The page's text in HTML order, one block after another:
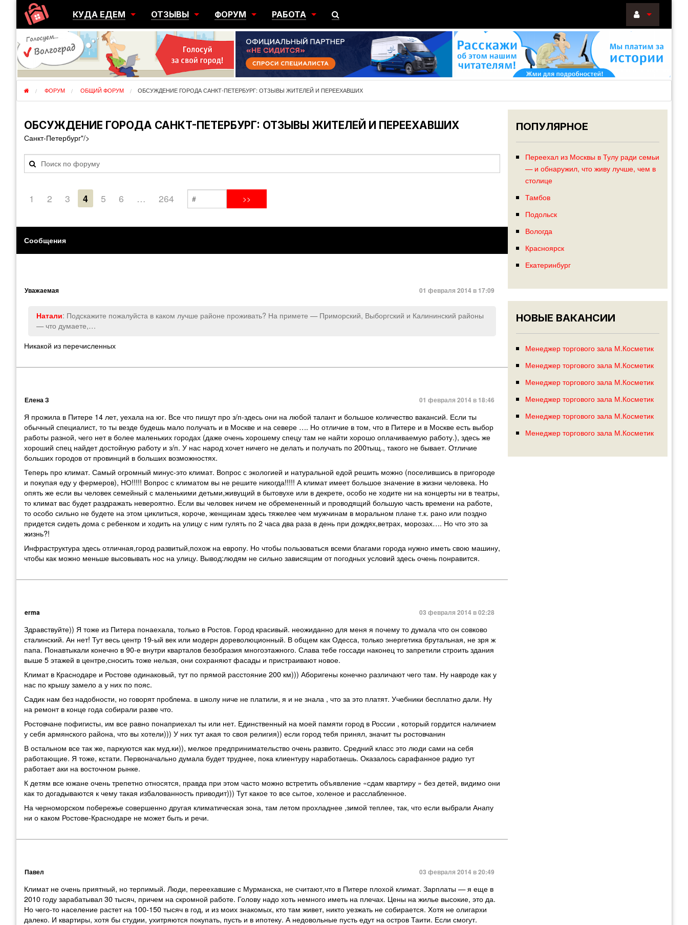
КУДА ЕДЕМ
ГОРОДА
РЕГИОНЫ
ОТЗЫВЫ
ПЕРЕЕЗДЫ
ЭМИГРАЦИЯ
ФОРУМ
ЮЖНЫЙ
РАБОТА
ПОИСК РАБОТЫ
РАЗМЕСТИТЬ ВАКАНСИЮ
Войти
ФОРУМ ОБЩИЙ ФОРУМ ОБСУЖДЕНИЕ ГОРОДА САНКТ-ПЕТЕРБУРГ: ОТЗЫВЫ ЖИТЕЛЕЙ И ПЕРЕЕХАВШИХ
ОБСУЖДЕНИЕ ГОРОДА САНКТ-ПЕТЕРБУРГ: ОТЗЫВЫ ЖИТЕЛЕЙ И ПЕРЕЕХАВШИХ
Санкт-Петербург"/>
1 2 3 4 5 6 … 264
Сообщения
Уважаемая 01 февраля 2014 в 17:09
Натали: Подскажите пожалуйста в каком лучше районе проживать? На примете — Приморский, Выборгский и Калининский районы
— что думаете,…
Никакой из перечисленных
Елена З 01 февраля 2014 в 18:46
Я прожила в Питере 14 лет, уехала на юг. Все что пишут про з/п-здесь они на любой талант и большое количество вакансий. Если ты
обычный специалист, то ты везде будешь мало получать и в Москве и на севере …. Но отличие в том, что в Питере и в Москве есть выбор
работы разной, чего нет в более маленьких городах (даже очень хорошему спецу там не найти хорошо оплачиваемую работу.), здесь же
хороший спец найдет достойную работу и з/п. У нас народ хочет ничего не делать и получать по 200тыщ., такого не бывает. Отличие
больших городов от провинций в больших возможностях.
Теперь про климат. Самый огромный минус-это климат. Вопрос с экологией и натуральной едой решить можно (поселившись в пригороде
и покупая еду у фермеров), НО!!!!! Вопрос с климатом вы не решите никогда!!!!! А климат имеет большое значение в жизни человека. Но
опять же если вы человек семейный с маленькими детьми,живущий в бытовухе или в декрете, особо не ходите ни на концерты ни в театры,
то климат вас будет раздражать невероятно. Если вы человек ничем не обремененный и проводящий большую часть времени на работе,
то особо сильно не будете на этом циклиться, короче, женщинам здесь тяжелее чем мужчинам в моральном плане т.к. рано или поздно
придется сидеть дома с ребенком и ходить на улицу с ним гулять по 2 часа два раза в день при дождях,ветрах, морозах…. Но что это за
жизнь?!
Инфраструктура здесь отличная,город развитый,похож на европу. Но чтобы пользоваться всеми благами города нужно иметь свою машину,
чтобы как можно меньше высовывать нос на улицу. Вывод:людям не сильно зависящим от погодных условий здесь очень понравится.
erma 03 февраля 2014 в 02:28
Здравствуйте)) Я тоже из Питера понаехала, только в Ростов. Город красивый. неожиданно для меня я почему то думала что он совково
сталинский. Ан нет! Тут весь центр 19-ый век или модерн дореволюционный. В общем как Одесса, только энергетика брутальная, не зря ж
папа. Понавтыкали конечно в 90-е внутри кварталов безобразия многоэтажного. Слава тебе госсади наконец то запретили строить здания
выше 5 этажей в центре,сносить тоже нельзя, они сохраняют фасады и пристраивают новое.
Климат в Краснодаре и Ростове одинаковый, тут по прямой расстояние 200 км))) Аборигены конечно различают чего там. Ну навроде как у
нас по крышу замело а у них по пояс.
Садик нам без надобности, но говорят проблема. в школу ниче не платили, я и не знала , что за это платят. Учебники бесплатно дали. Ну
на ремонт в конце года собирали разве что.
Ростовчане пофигисты, им все равно понаприехал ты или нет. Единственный на моей памяти город в России , который гордится наличием
у себя армянского района, что вы хотели))) У них тут акая то своя религия)) если город тебя принял, значит ты ростовчанин
В остальном все так же, паркуются как муд.ки)), мелкое предпринимательство очень развито. Средний класс это люди сами на себя
работающие. Я тоже, кстати. Первоначально думала будет труднее, пока клиентуру наработаешь. Оказалось сарафанное радио тут
работает аки на восточном рынке.
К детям все южане очень трепетно относятся, правда при этом часто можно встретить объявление «сдам квартиру » без детей, видимо они
как то догадываются к чему такая избалованность приводит))) Тут какое то все сытое, холеное и расслабленное.
На черноморском побережье совершенно другая климатическая зона, там летом прохладнее ,зимой теплее, так, что если выбрали Анапу
ни о каком Ростове-Краснодаре не может быть и речи.
Павел 03 февраля 2014 в 20:49
Климат не очень приятный, но терпимый. Люди, переехавшие с Мурманска, не считают,что в Питере плохой климат. Зарплаты — я еще в
2010 году зарабатывал 30 тысяч, причем на скромной работе. Голову надо хоть немного иметь на плечах. Цены на жилье высокие, это да.
Но чего-то население растет на 100-150 тысяч в год, и из моих знакомых, кто там живет, никто уезжать не собирается. Хотя не олигархи
далеко. И квартиры, хотя бы студии, ухитряются покупать, пусть и в ипотеку. А недовольные пусть едут на остров Таити. Если смогут.
ПОПУЛЯРНОЕ
Переехал из Москвы в Тулу ради семьи
— и обнаружил, что живу лучше, чем в
столице
Тамбов
Подольск
Вологда
Красноярск
Екатеринбург
НОВЫЕ ВАКАНСИИ
Менеджер торгового зала М.Косметик
Менеджер торгового зала М.Косметик
Менеджер торгового зала М.Косметик
Менеджер торгового зала М.Косметик
Менеджер торгового зала М.Косметик
Менеджер торгового зала М.Косметик